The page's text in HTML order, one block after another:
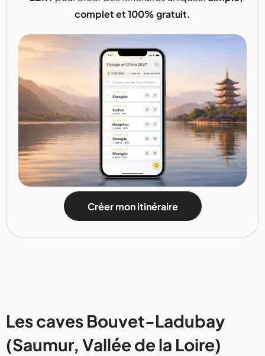
complet et 100% gratuit.
Créer mon itinéraire
Les caves Bouvet-Ladubay
(Saumur, Vallée de la Loire)